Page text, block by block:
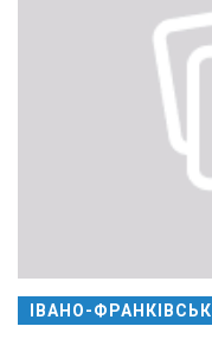
ІВАНО-ФРАНКІВСЬК